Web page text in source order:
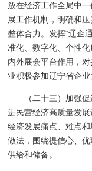
放在经济工作全局中
展工作机制，明确和
整体合力。发挥“辽企
准化、数字化、个性
内外展会平台作用，
业积极参加辽宁省企业
（二十三）加强
进民营经济高质量发
经济发展痛点、难点
做法，围绕提信心、
供给和储备。